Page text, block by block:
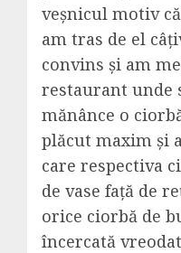
veșnicul motiv
am tras de el
convins și am
restaurant unde
mănânce o
plăcut maxim și
care respectiva
de vase față de
orice ciorbă de
încercată